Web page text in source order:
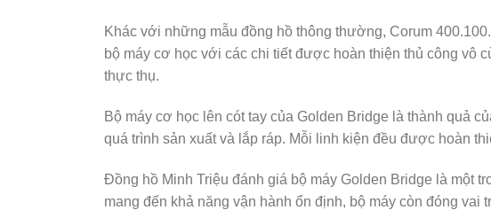
Khác với những mẫu đồng hồ thông thường, Corum
bộ máy cơ học với các chi tiết được hoàn thiện thủ công vô
thực thụ.
Bộ máy cơ học lên cót tay của Golden Bridge là thành quả
quá trình sản xuất và lắp ráp. Mỗi linh kiện đều được hoàn
Đồng hồ Minh Triệu đánh giá bộ máy Golden Bridge là một
mang đến khả năng vận hành ổn định, bộ máy còn đóng vai